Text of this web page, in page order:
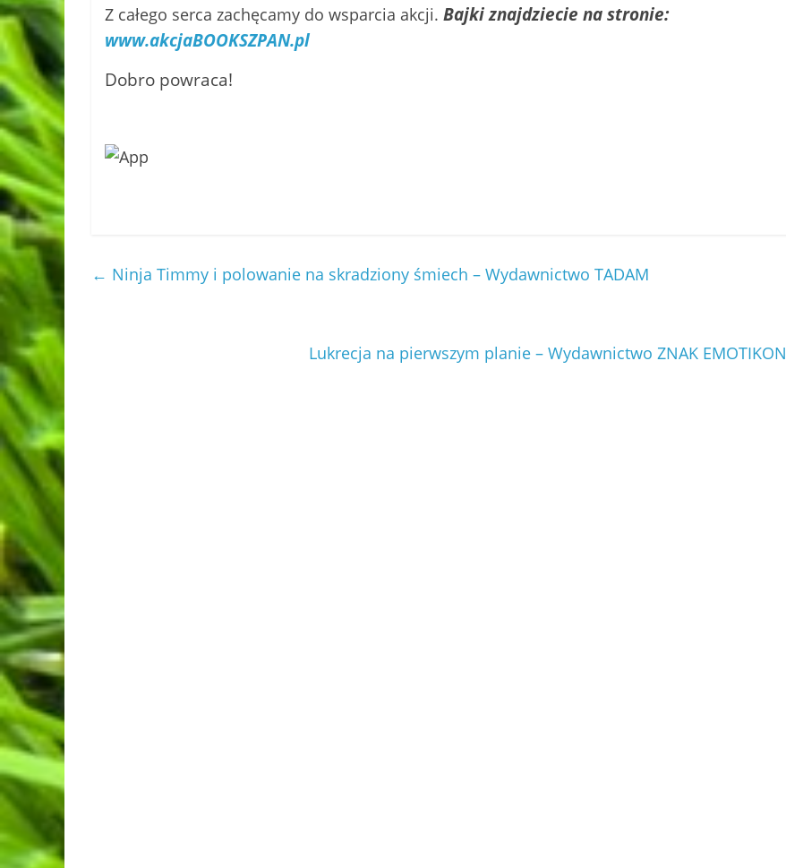
Z całego serca zachęcamy do wsparcia akcji. Bajki znajdziecie na stronie:
www.akcjaBOOKSZPAN.pl
Dobro powraca!
← Ninja Timmy i polowanie na skradziony śmiech – Wydawnictwo TADAM
Lukrecja na pierwszym planie – Wydawnictwo ZNAK EMOTIKON